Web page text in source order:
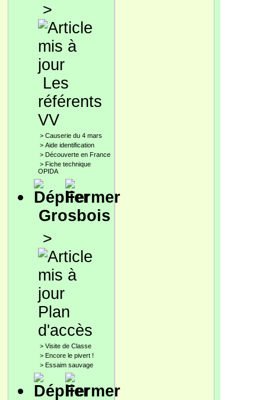
>
Les
référents
VV
> Causerie du 4 mars
> Aide identification
> Découverte en France
> Fiche technique
OPIDA
Grosbois
>
Plan
d'accès
> Visite de Classe
> Encore le pivert !
> Essaim sauvage